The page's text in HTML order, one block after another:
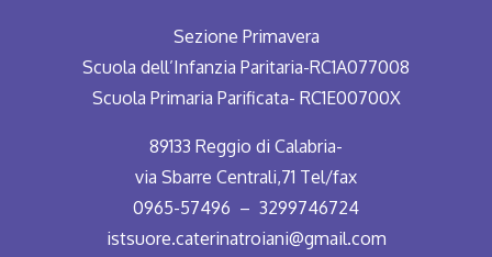
Sezione Primavera
Scuola dell’Infanzia Paritaria-RC1A077008
Scuola Primaria Parificata- RC1E00700X
89133 Reggio di Calabria-
via Sbarre Centrali,71 Tel/fax
0965-57496 – 3299746724
istsuore.caterinatroiani@gmail.com